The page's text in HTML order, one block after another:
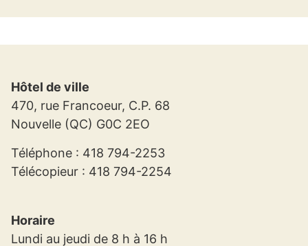
Hôtel de ville
470, rue Francoeur, C.P. 68
Nouvelle (QC) G0C 2EO
Téléphone : 418 794-2253
Télécopieur : 418 794-2254
Horaire
Lundi au jeudi de 8 h à 16 h